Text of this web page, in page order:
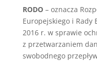
RODO– oznacza
Europejskiego i Rady
2016 r. w sprawie
z przetwarzaniem
swobodnego